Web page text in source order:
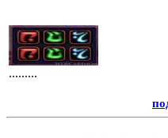
.........